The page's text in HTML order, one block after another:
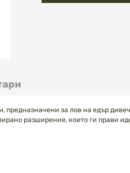
предназначени за лов на едър
разширение, което ги прави